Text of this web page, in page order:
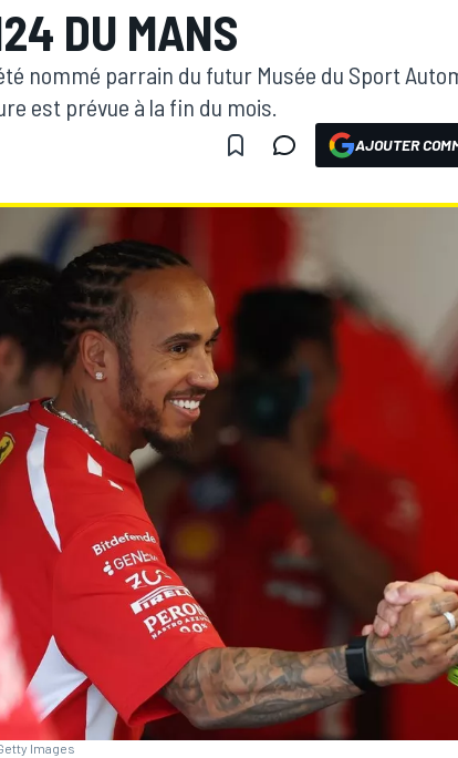
DU MANS
nommé parrain du futur Musée du Sport
est prévue à la fin du mois.
AJOUTER
Images